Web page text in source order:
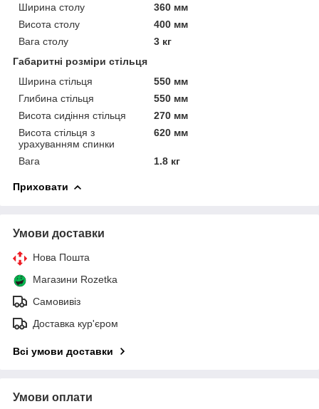
Ширина столу
360 мм
Висота столу
400 мм
Вага столу
3 кг
Габаритні розміри стільця
Ширина стільця
550 мм
Глибина стільця
550 мм
Висота сидіння стільця
270 мм
Висота стільця з
урахуванням спинки
620 мм
Вага 1.8 кг
Приховати
Умови доставки
Нова Пошта
Магазини Rozetka
Самовивіз
Доставка кур'єром
Всі умови доставки
Умови оплати